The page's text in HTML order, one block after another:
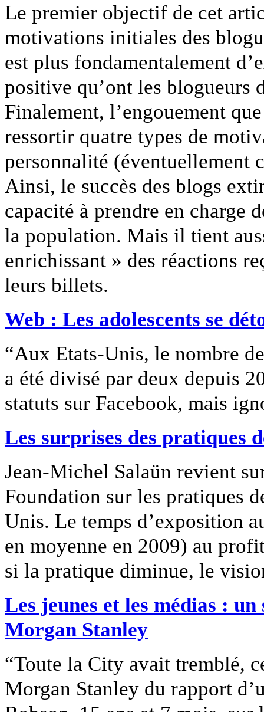
Le premier objectif de cet
motivations initiales des
est plus fondamentalement
positive qu’ont les blogueurs
Finalement, l’engouement
ressortir quatre types de
personnalité (éventuellement
Ainsi, le succès des blogs
capacité à prendre en charge
la population. Mais il tient
enrichissant » des réactions
leurs billets.
Web : Les adolescents se
“Aux Etats-Unis, le nombre
a été divisé par deux depuis
statuts sur Facebook, mais
Les surprises des pratiques
Jean-Michel Salaün revient
Foundation sur les pratiques
Unis. Le temps d’exposition
en moyenne en 2009) au
si la pratique diminue, le
Les jeunes et les médias :
Morgan Stanley
“Toute la City avait tremblé,
Morgan Stanley du rapport